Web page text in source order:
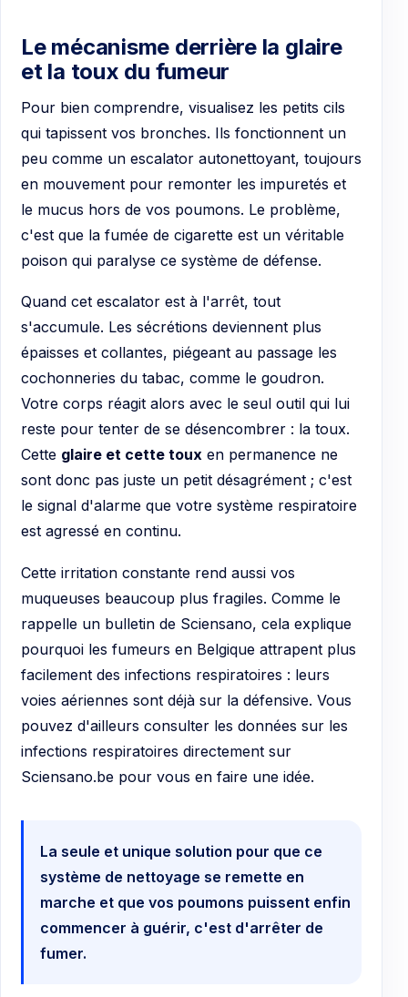
Le mécanisme derrière la glaire
et la toux du fumeur
Pour bien comprendre, visualisez les petits cils
qui tapissent vos bronches. Ils fonctionnent un
peu comme un escalator autonettoyant, toujours
en mouvement pour remonter les impuretés et
le mucus hors de vos poumons. Le problème,
c'est que la fumée de cigarette est un véritable
poison qui paralyse ce système de défense.
Quand cet escalator est à l'arrêt, tout
s'accumule. Les sécrétions deviennent plus
épaisses et collantes, piégeant au passage les
cochonneries du tabac, comme le goudron.
Votre corps réagit alors avec le seul outil qui lui
reste pour tenter de se désencombrer : la toux.
Cette glaire et cette toux en permanence ne
sont donc pas juste un petit désagrément ; c'est
le signal d'alarme que votre système respiratoire
est agressé en continu.
Cette irritation constante rend aussi vos
muqueuses beaucoup plus fragiles. Comme le
rappelle un bulletin de Sciensano, cela explique
pourquoi les fumeurs en Belgique attrapent plus
facilement des infections respiratoires : leurs
voies aériennes sont déjà sur la défensive. Vous
pouvez d'ailleurs consulter les données sur les
infections respiratoires directement sur
Sciensano.be pour vous en faire une idée.
La seule et unique solution pour que ce
système de nettoyage se remette en
marche et que vos poumons puissent enfin
commencer à guérir, c'est d'arrêter de
fumer.